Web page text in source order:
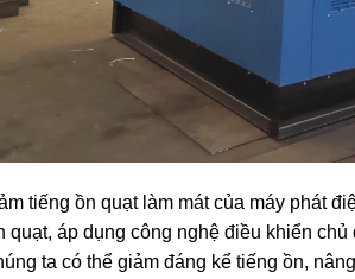
tiếng ồn quạt làm mát của máy phát
quạt, áp dụng công nghệ điều khiển
ta có thể giảm đáng kể tiếng ồn,